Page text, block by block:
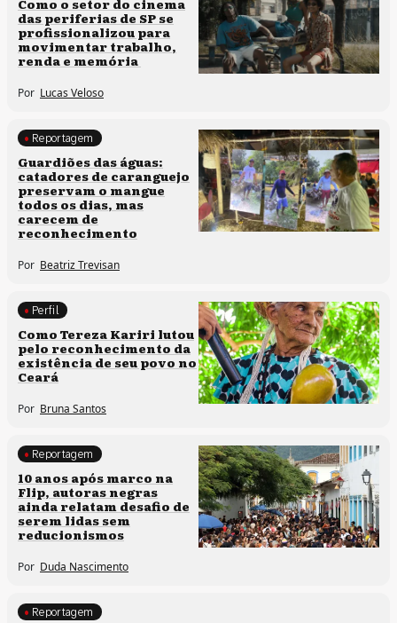
das periferias de SP se
profissionalizou para
movimentar trabalho,
renda e memória
Por Lucas Veloso
Clima e cultura
Reportagem
Guardiões das águas:
catadores de caranguejo
preservam o mangue
todos os dias, mas
carecem de
reconhecimento
Por Beatriz Trevisan
Comunidades tradicionais
Perfil
Como Tereza Kariri lutou
pelo reconhecimento da
existência de seu povo no
Ceará
Por Bruna Santos
Processos artísticos
Reportagem
10 anos após marco na
Flip, autoras negras
ainda relatam desafio de
serem lidas sem
reducionismos
Por Duda Nascimento
Reportagem